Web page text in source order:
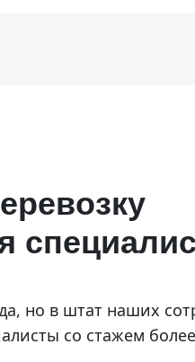
но в штат наших
со стажем